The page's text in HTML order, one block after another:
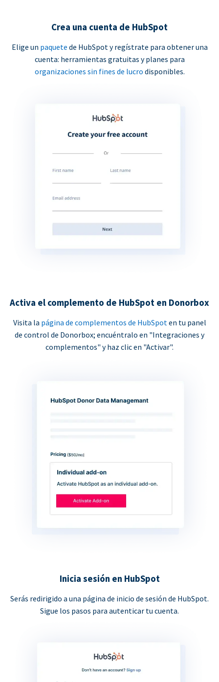
Crea una cuenta de HubSpot
Elige un paquete de HubSpot y regístrate para obtener una
cuenta: herramientas gratuitas y planes para
organizaciones sin fines de lucro disponibles.
Activa el complemento de HubSpot en Donorbox
Visita la página de complementos de HubSpoten tu panel
de control de Donorbox; encuéntralo en "Integraciones y
complementos" y haz clic en "Activar".
Inicia sesión en HubSpot
Serás redirigido a una página de inicio de sesión de HubSpot.
Sigue los pasos para autenticar tu cuenta.